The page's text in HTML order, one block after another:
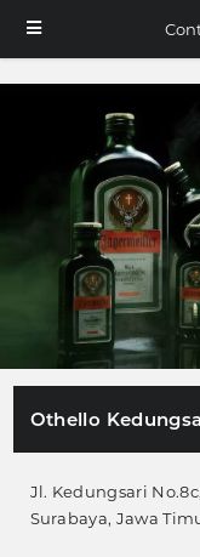
Othello
Jl. Kedungsari
Surabaya, Jawa